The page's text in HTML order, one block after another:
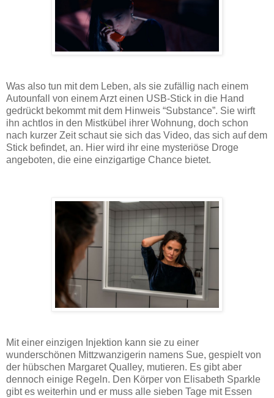
Was also tun mit dem Leben, als sie zufällig nach einem
Autounfall von einem Arzt einen USB-Stick in die Hand
gedrückt bekommt mit dem Hinweis “Substance”. Sie wirft
ihn achtlos in den Mistkübel ihrer Wohnung, doch schon
nach kurzer Zeit schaut sie sich das Video, das sich auf dem
Stick befindet, an. Hier wird ihr eine mysteriöse Droge
angeboten, die eine einzigartige Chance bietet.
Mit einer einzigen Injektion kann sie zu einer
wunderschönen Mittzwanzigerin namens Sue, gespielt von
der hübschen Margaret Qualley, mutieren. Es gibt aber
dennoch einige Regeln. Den Körper von Elisabeth Sparkle
gibt es weiterhin und er muss alle sieben Tage mit Essen